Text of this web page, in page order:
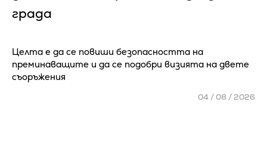
града
Целта е да се повиши безопасността на
преминаващите и да се подобри визията на двете
съоръжения
04 / 08 / 2026